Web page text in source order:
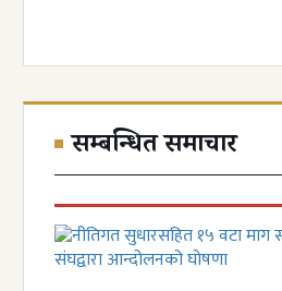
सम्बन्धित समाचार